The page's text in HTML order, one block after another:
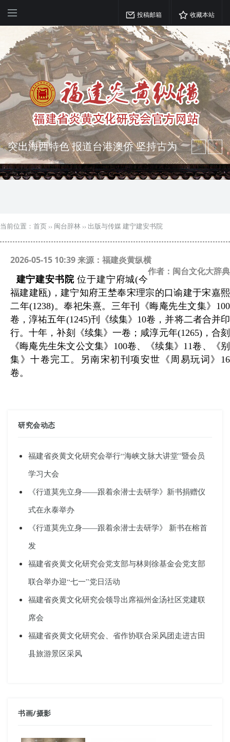
投稿邮箱 收藏本站
突出海西特色 报道台港澳侨 坚持古为
今用 力求雅俗共赏
弘扬优秀文化 振奋民族精神 介绍民族
当前位置： 首页 ›› 闽台辞林 ›› 出版与传媒 建宁建安书院
2026-05-15 10:39 来源：福建炎黄纵横
作者：闽台文化大辞典
建宁建安书院位于建宁府城(今
福建建瓯) ，建宁知府王埜奉宋理宗的口谕建于宋嘉熙
二年(1238)。奉祀朱熹。三年刊《晦庵先生文集》 100
卷，淳祐五年(1245)刊《续集》 10卷，并将二者合并印
行。十年，补刻《续集》一卷；咸淳元年(1265)，合刻
《晦庵先生朱文公文集》 100卷、《续集》 11卷、《别
集》十卷完工。另南宋初刊项安世《周易玩词》 16
卷。
研究会动态
福建省炎黄文化研究会举行“海峡文脉大讲堂”暨会员
学习大会
《行道莫先立身——跟着余潜士去研学》新书捐赠仪
式在永泰举办
《行道莫先立身——跟着余潜士去研学》 新书在榕首
发
福建省炎黄文化研究会党支部与林则徐基金会党支部
联合举办迎“七一”党日活动
福建省炎黄文化研究会领导出席福州金汤社区党建联
席会
福建省炎黄文化研究会、省作协联合采风团走进古田
县旅游景区采风
书画/摄影